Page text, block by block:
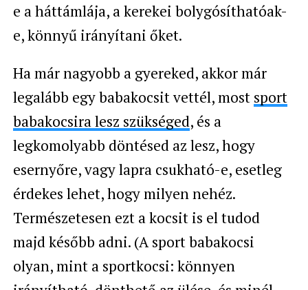
e a háttámlája, a kerekei bolygósíthatóak-
e, könnyű irányítani őket.
Ha már nagyobb a gyereked, akkor már
legalább egy babakocsit vettél, most sport
babakocsira lesz szükséged, és a
legkomolyabb döntésed az lesz, hogy
esernyőre, vagy lapra csukható-e, esetleg
érdekes lehet, hogy milyen nehéz.
Természetesen ezt a kocsit is el tudod
majd később adni. (A sport babakocsi
olyan, mint a sportkocsi: könnyen